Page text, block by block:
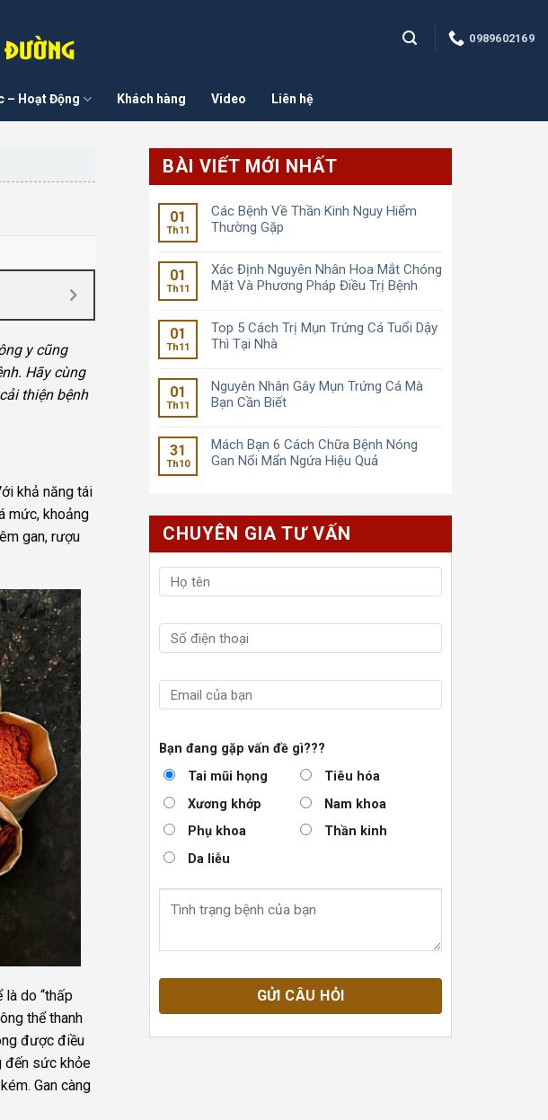
0989602169
– Hoạt Động Khách hàng Video Liên hệ
y cũng
Hãy cùng
thiện bệnh
khả năng tái
mức, khoảng
gan, rượu
do “thấp
thể thanh
được điều
đến sức khỏe
Gan càng
BÀI VIẾT MỚI NHẤT
01
Th11
Các Bệnh Về Thần Kinh Nguy Hiểm
Thường Gặp
01
Th11
Xác Định Nguyên Nhân Hoa Mắt Chóng
Mặt Và Phương Pháp Điều Trị Bệnh
01
Th11
Top 5 Cách Trị Mụn Trứng Cá Tuổi Dậy
Thì Tại Nhà
01
Th11
Nguyên Nhân Gây Mụn Trứng Cá Mà
Bạn Cần Biết
31
Th10
Mách Bạn 6 Cách Chữa Bệnh Nóng
Gan Nổi Mẩn Ngứa Hiệu Quả
CHUYÊN GIA TƯ VẤN
Bạn đang gặp vấn đề gì???
Tai mũi họng
Tiêu hóa
Xương khớp
Nam khoa
Phụ khoa
Thần kinh
Da liễu